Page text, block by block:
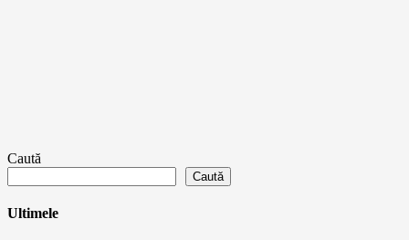
Caută
Caută
Ultimele